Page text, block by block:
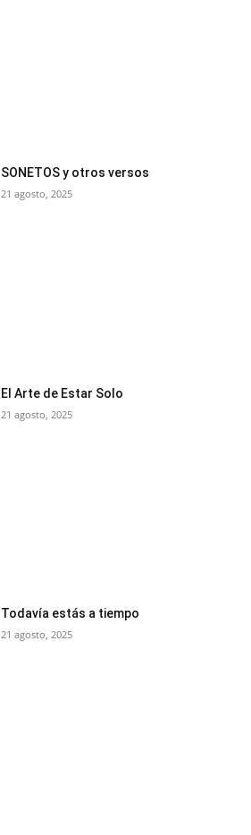
SONETOS y otros versos
21 agosto, 2025
El Arte de Estar Solo
21 agosto, 2025
Todavía estás a tiempo
21 agosto, 2025